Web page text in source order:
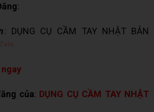
:
: DỤNG CỤ CẦM TAY NHẬT BẢN
ngay
của: DỤNG CỤ CẦM TAY NHẬT